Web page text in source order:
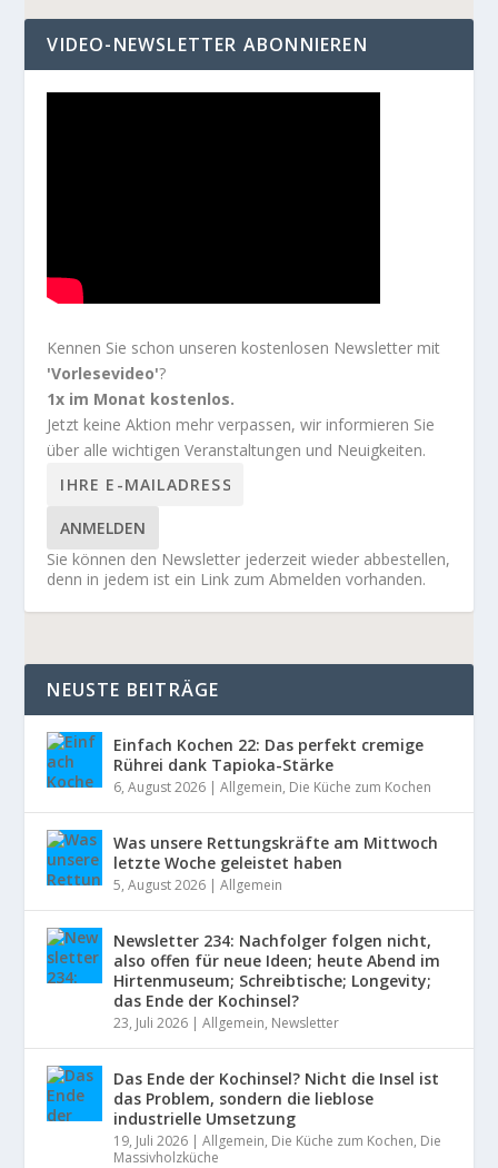
VIDEO-NEWSLETTER ABONNIEREN
Kennen Sie schon unseren kostenlosen Newsletter mit
'Vorlesevideo'?
1x im Monat kostenlos.
Jetzt keine Aktion mehr verpassen, wir informieren Sie
über alle wichtigen Veranstaltungen und Neuigkeiten.
ANMELDEN
Sie können den Newsletter jederzeit wieder abbestellen,
denn in jedem ist ein Link zum Abmelden vorhanden.
NEUSTE BEITRÄGE
Einfach Kochen 22: Das perfekt cremige
Rührei dank Tapioka-Stärke
6, August 2026 |Allgemein, Die Küche zum Kochen
Was unsere Rettungskräfte am Mittwoch
letzte Woche geleistet haben
5, August 2026 |Allgemein
Newsletter 234: Nachfolger folgen nicht,
also offen für neue Ideen; heute Abend im
Hirtenmuseum; Schreibtische; Longevity;
das Ende der Kochinsel?
23, Juli 2026 |Allgemein, Newsletter
Das Ende der Kochinsel? Nicht die Insel ist
das Problem, sondern die lieblose
industrielle Umsetzung
19, Juli 2026 |Allgemein, Die Küche zum Kochen, Die
Massivholzküche